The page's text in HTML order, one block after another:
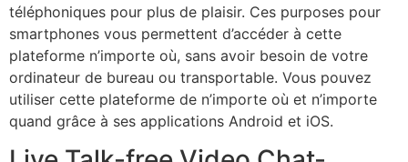
téléphoniques pour plus de plaisir. Ces purposes pour
smartphones vous permettent d’accéder à cette
plateforme n’importe où, sans avoir besoin de votre
ordinateur de bureau ou transportable. Vous pouvez
utiliser cette plateforme de n’importe où et n’importe
quand grâce à ses applications Android et iOS.